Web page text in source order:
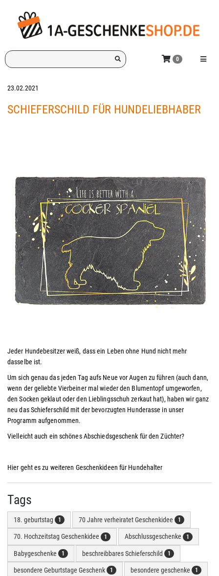
Hauptinhalt
springen
Ich
suche
Geschenk
Menü
0
23.02.2021
SCHIEFERSCHILD FÜR HUNDELIEBHABER
Jeder Hundebesitzer weiß, dass ein Leben ohne Hund nicht mehr
dasselbe ist.
Um sich genau das jeden Tag aufs Neue vor Augen zu führen (auch dann,
wenn der geliebte Vierbeiner mal wieder den Blumentopf umgeworfen,
den Socken geklaut oder den Lieblingsschuh zerkaut hat), haben wir ganz
neu das Schieferschild mit der bevorzugten Hunderasse in unser
Programm aufgenommen.
Vielleicht auch ein schönes Abschiedsgeschenk für den Züchter?
Hier geht es zu weiteren Geschenkideen für Hundehalter
Tags
18. geburtstag 1 70 Jahre verheiratet Geschenkidee 1
70. Hochzeitstag Geschenkidee 1 Abschlussgeschenke 1
Babygeschenke 1 beschreibbares Schieferschild 1
besondere Geburtstage Geschenk 1 besondere geschenke 1